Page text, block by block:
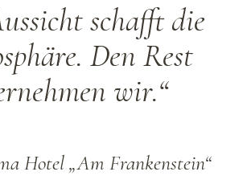
schafft die
Den Rest
wir.“
Hotel „Am Frankenstein“